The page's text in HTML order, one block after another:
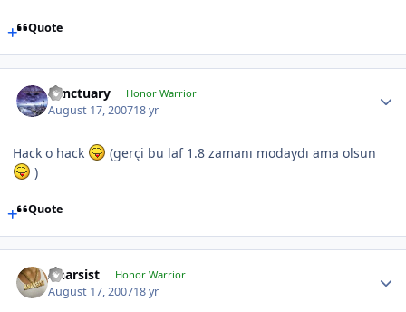
Quote
Sanctuary Honor Warrior
August 17, 200718 yr
Hack o hack
(gerçi bu laf 1.8 zamanı modaydı ama olsun
)
Quote
Anarsist Honor Warrior
August 17, 200718 yr